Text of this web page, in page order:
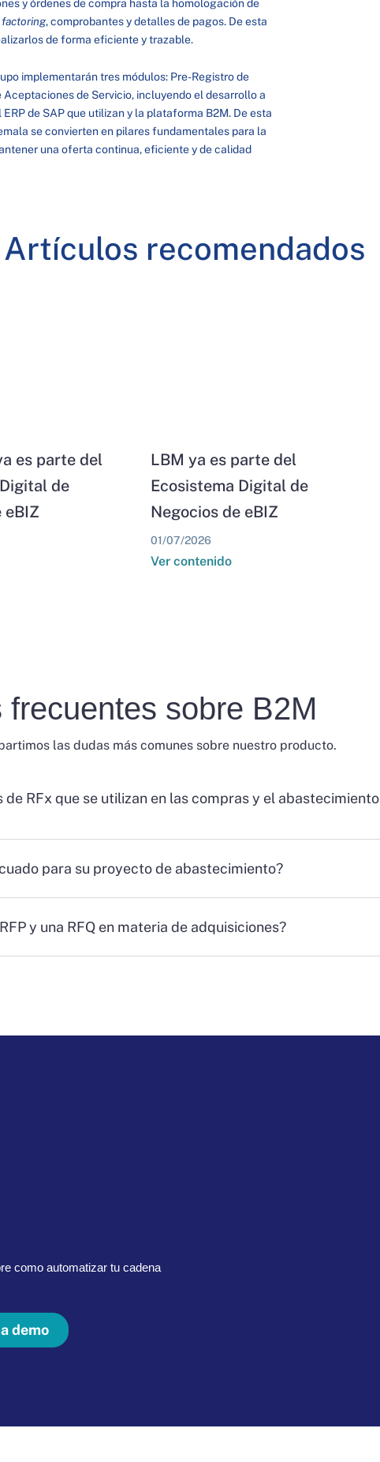
y órdenes de compra hasta la homologación de
factoring, comprobantes y detalles de pagos. De esta
de forma eficiente y trazable.
implementarán tres módulos: Pre-Registro de
de Servicio, incluyendo el desarrollo a
de SAP que utilizan y la plataforma B2M. De esta
se convierten en pilares fundamentales para la
una oferta continua, eficiente y de calidad
Artículos recomendados
es parte del
de
eBIZ
LBM ya es parte del
Ecosistema Digital de
Negocios de eBIZ
01/07/2026
Ver contenido
frecuentes sobre B2M
las dudas más comunes sobre nuestro producto.
RFx que se utilizan en las compras y el abastecimiento
para su proyecto de abastecimiento?
y una RFQ en materia de adquisiciones?
como automatizar tu cadena
demo